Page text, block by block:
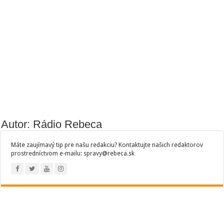
Autor: Rádio Rebeca
Máte zaujímavý tip pre našu redakciu? Kontaktujte našich redaktorov
prostredníctvom e-mailu: spravy@rebeca.sk